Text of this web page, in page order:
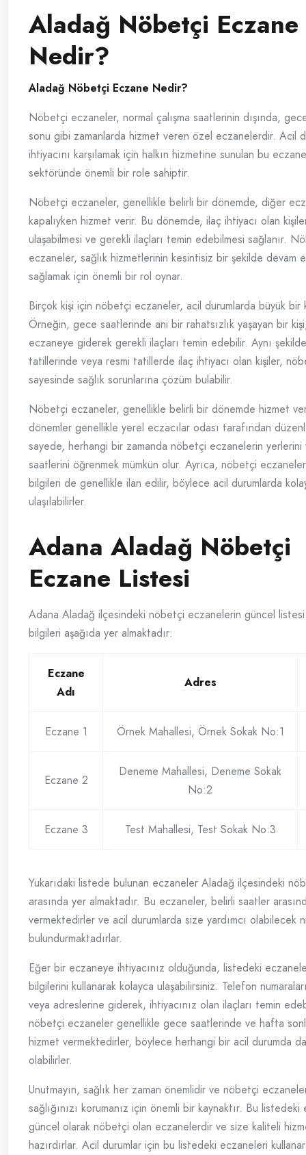
Aladağ Nöbetçi Eczane
Nedir?
Aladağ Nöbetçi Eczane Nedir?
Nöbetçi eczaneler, normal çalışma saatlerinin dışında,
sonu gibi zamanlarda hizmet veren özel eczanelerdir. Acil
ihtiyacını karşılamak için halkın hizmetine sunulan bu
sektöründe önemli bir role sahiptir.
Nöbetçi eczaneler, genellikle belirli bir dönemde, diğer
kapalıyken hizmet verir. Bu dönemde, ilaç ihtiyacı olan
ulaşabilmesi ve gerekli ilaçları temin edebilmesi sağlanır.
eczaneler, sağlık hizmetlerinin kesintisiz bir şekilde devam
sağlamak için önemli bir rol oynar.
Birçok kişi için nöbetçi eczaneler, acil durumlarda büyük bir
Örneğin, gece saatlerinde ani bir rahatsızlık yaşayan bir
eczaneye giderek gerekli ilaçları temin edebilir. Aynı
tatillerinde veya resmi tatillerde ilaç ihtiyacı olan kişiler,
sayesinde sağlık sorunlarına çözüm bulabilir.
Nöbetçi eczaneler, genellikle belirli bir dönemde hizmet
dönemler genellikle yerel eczacılar odası tarafından
sayede, herhangi bir zamanda nöbetçi eczanelerin yerlerini
saatlerini öğrenmek mümkün olur. Ayrıca, nöbetçi
bilgileri de genellikle ilan edilir, böylece acil durumlarda
ulaşılabilirler.
Adana Aladağ Nöbetçi
Eczane Listesi
Adana Aladağ ilçesindeki nöbetçi eczanelerin güncel
bilgileri aşağıda yer almaktadır:
Eczane
Adı
Adres
Eczane 1 Örnek Mahallesi, Örnek Sokak No:1
Eczane 2
Deneme Mahallesi, Deneme Sokak
No:2
Eczane 3 Test Mahallesi, Test Sokak No:3
Yukarıdaki listede bulunan eczaneler Aladağ ilçesindeki
arasında yer almaktadır. Bu eczaneler, belirli saatler
vermektedirler ve acil durumlarda size yardımcı olabilecek
bulundurmaktadırlar.
Eğer bir eczaneye ihtiyacınız olduğunda, listedeki
bilgilerini kullanarak kolayca ulaşabilirsiniz. Telefon
veya adreslerine giderek, ihtiyacınız olan ilaçları temin
nöbetçi eczaneler genellikle gece saatlerinde ve hafta
hizmet vermektedirler, böylece herhangi bir acil durumda
olabilirler.
Unutmayın, sağlık her zaman önemlidir ve nöbetçi
sağlığınızı korumanız için önemli bir kaynaktır. Bu
güncel olarak nöbetçi olan eczanelerdir ve size kaliteli
hazırdırlar. Acil durumlar için bu listedeki eczaneleri